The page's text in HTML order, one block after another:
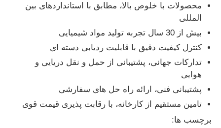
مواد افزودنی مواد غذایی
مواد شیمیایی متالورژیک
مواد اولیه الکترونیک
عامل های تصفیه آب
محصولات با خلوص بالا، مطابق با استانداردهای بین
المللی
بیش از 30 سال تجربه تولید مواد شیمیایی
کنترل کیفیت دقیق با قابلیت ردیابی دسته ای
تدارکات جهانی، پشتیبانی از حمل و نقل دریایی و
هوایی
پشتیبانی فنی، ارائه راه حل های سفارشی
تامین مستقیم از کارخانه، با رقابت پذیری قیمت قوی
برچسب ها: